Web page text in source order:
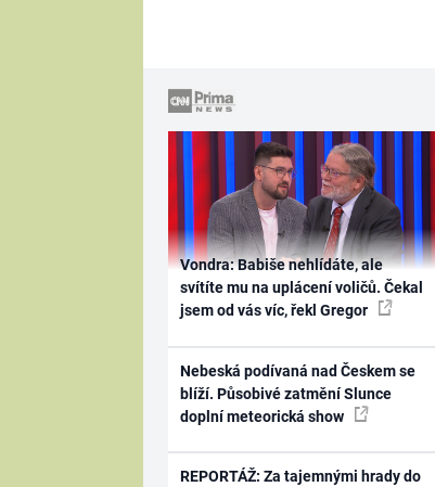
Vondra: Babiše nehlídáte, ale
svítíte mu na uplácení voličů. Čekal
jsem od vás víc, řekl Gregor
Nebeská podívaná nad Českem se
blíží. Působivé zatmění Slunce
doplní meteorická show
REPORTÁŽ: Za tajemnými hrady do